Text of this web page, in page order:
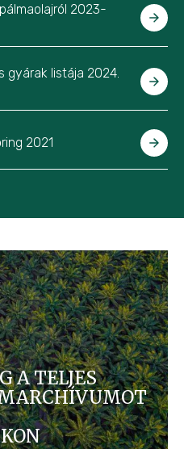
2023-
gyárak listája 2024.
2021
A TELJES